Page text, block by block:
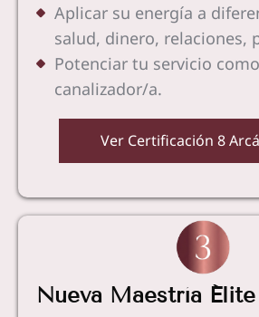
Aplicar su energía a
salud, dinero, relaciones,
Potenciar tu servicio
canalizador/a.
Ver Certificación 8
Nueva Maestría